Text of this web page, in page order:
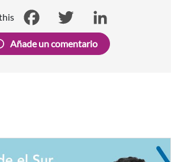
Facebook Twitter LinkedIn
Añade un comentario